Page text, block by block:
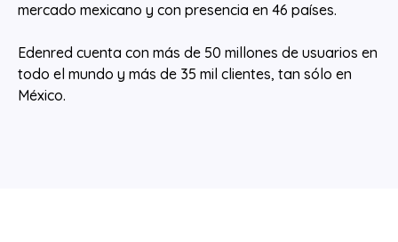
mercado mexicano y con presencia en 46 países.
Edenred cuenta con más de 50 millones de usuarios en
todo el mundo y más de 35 mil clientes, tan sólo en
México.